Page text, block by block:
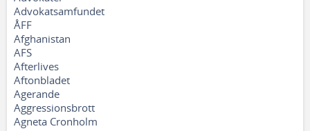
Advokatsamfundet
ÅFF
Afghanistan
AFS
Afterlives
Aftonbladet
Agerande
Aggressionsbrott
Agneta Cronholm